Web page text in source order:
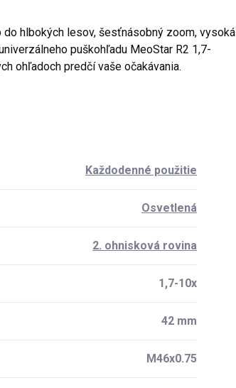
hlbokých lesov, šesťnásobný zoom, vysoká
puškohľadu MeoStar R2 1,7-
ohľadoch predčí vaše očakávania.
Každodenné použitie
Osvetlená
2. ohnisková rovina
1,7-10x
42 mm
M46x0.75